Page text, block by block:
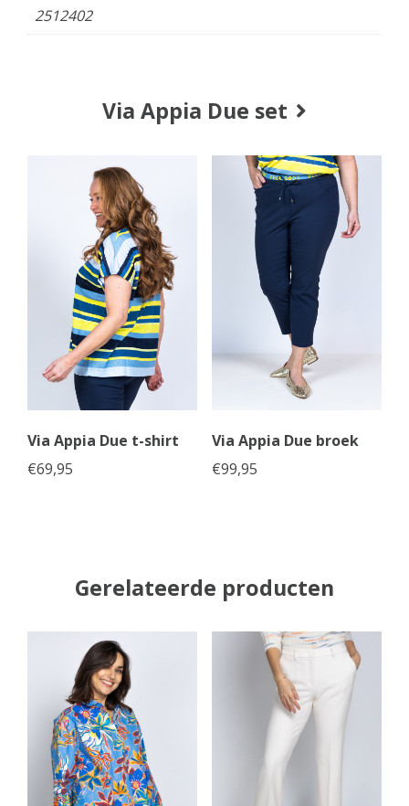
2512402
Via Appia Due set
Via Appia Due t-shirt
€69,95
Via Appia Due broek
€99,95
Gerelateerde producten